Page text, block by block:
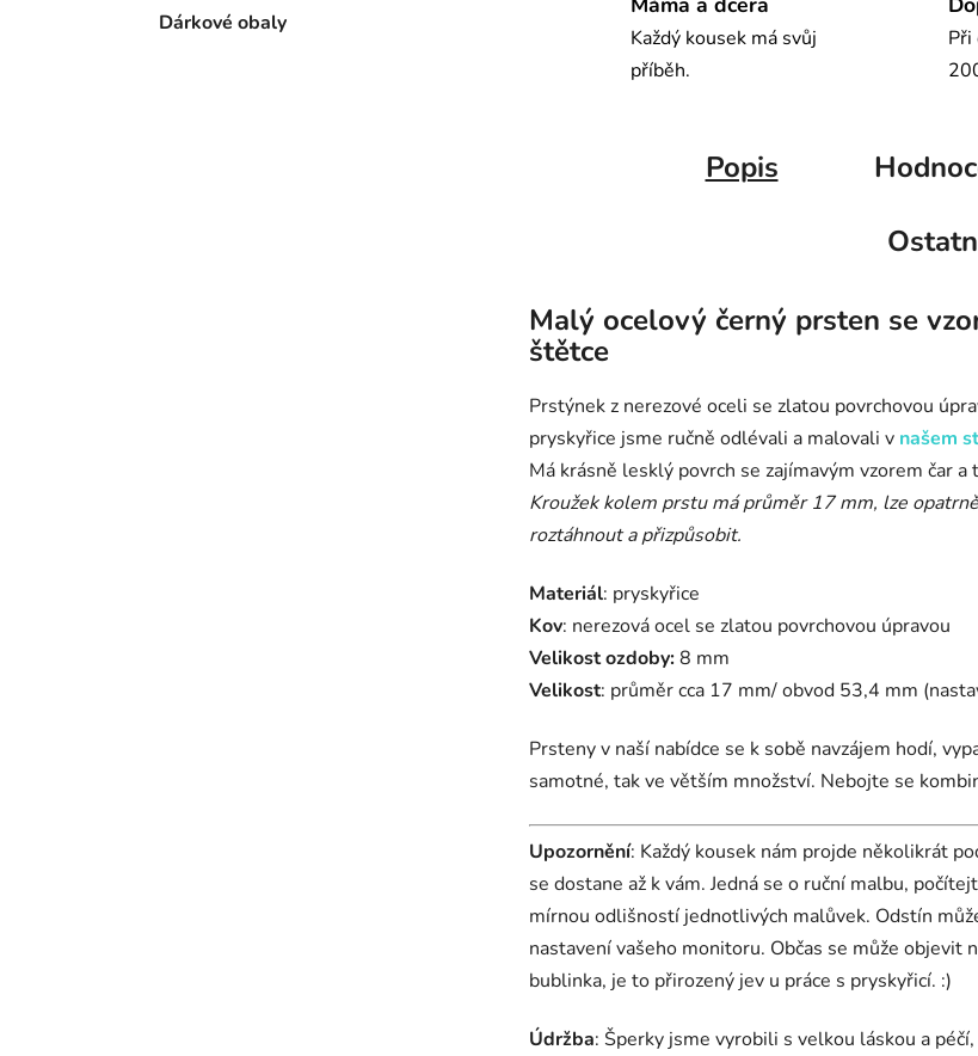
Dárkové obaly
Každý kousek má svůj
příběh.
Při
Popis
Malý ocelový černý prsten se
štětce
Prstýnek z nerezové oceli se zlatou povrchovou
pryskyřice jsme ručně odlévali a malovali v našem
Má krásně lesklý povrch se zajímavým vzorem čar a
Kroužek kolem prstu má průměr 17 mm, lze
roztáhnout a přizpůsobit.
Materiál: pryskyřice
Kov: nerezová ocel se zlatou povrchovou úpravou
Velikost ozdoby:8 mm
Velikost: průměr cca 17 mm/ obvod 53,4 mm
Prsteny v naší nabídce se k sobě navzájem hodí,
samotné, tak ve větším množství. Nebojte se
Upozornění: Každý kousek nám projde několikrát
se dostane až k vám. Jedná se o ruční malbu,
mírnou odlišností jednotlivých malůvek. Odstín
nastavení vašeho monitoru. Občas se může objevit
bublinka, je to přirozený jev u práce s pryskyřicí. :)
Údržba: Šperky jsme vyrobili s velkou láskou a